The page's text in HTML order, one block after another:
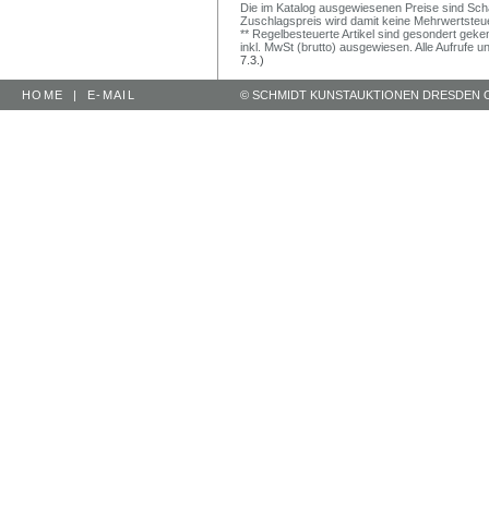
Die im Katalog ausgewiesenen Preise sind
Zuschlagspreis wird damit keine
** Regelbesteuerte Artikel sind gesondert
inkl. MwSt (brutto) ausgewiesen. Alle Aufrufe
7.3.)
HOME | E-MAIL © SCHMIDT KUNSTAUKTIONEN DRESDEN